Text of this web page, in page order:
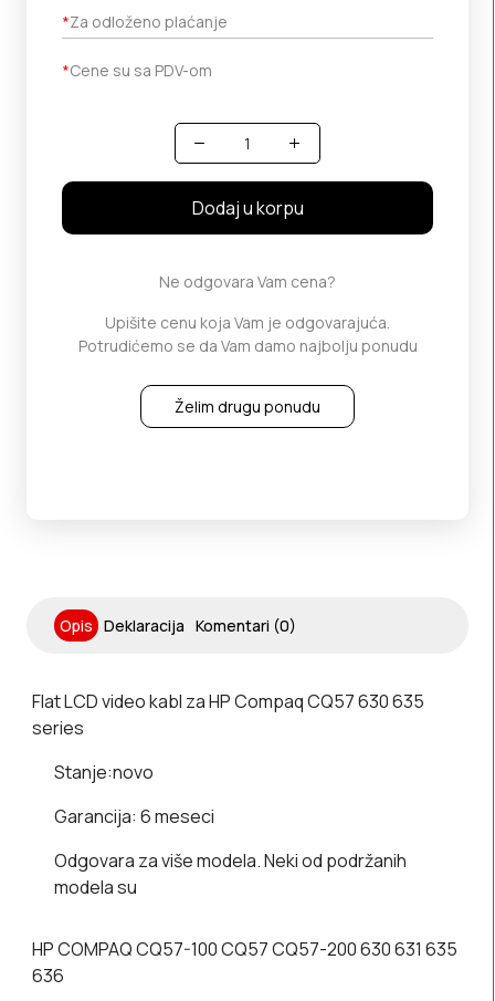
*Za odloženo plaćanje
*Cene su sa PDV-om
Količina
Dodaj u korpu
Ne odgovara Vam cena?
Upišite cenu koja Vam je odgovarajuća.
Potrudićemo se da Vam damo najbolju ponudu
Želim drugu ponudu
Opis Deklaracija Komentari (0)
Flat LCD video kabl za HP Compaq CQ57 630 635
series
Stanje:novo
Garancija: 6 meseci
Odgovara za više modela. Neki od podržanih
modela su
HP COMPAQ CQ57-100 CQ57CQ57-200 630 631 635
636